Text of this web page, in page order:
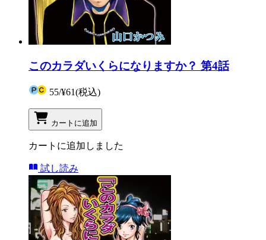
このカラダいくらになりますか？ 第4話
55/¥61(税込)
カートに追加
カートに追加しました
試し読み